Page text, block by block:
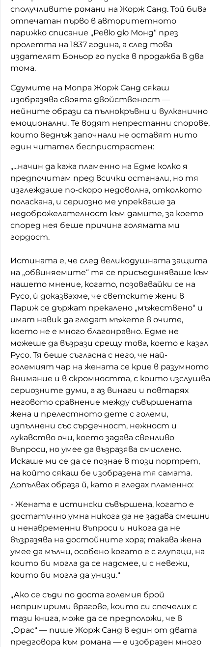
сполучливите романи на Жорж Санд. Той бива
отпечатан първо в авторитетното
парижко списание „Ревю дю Монд“ през
пролетта на 1837 година, а след това
издателят Боньор го пуска в продажба в два
тома.
Сдумите на Мопра Жорж Санд сякаш
изобразява своята двойственост —
нейните образи са пълнокръвни и вулканично
емоционални. Те водят непрестанни спорове,
които веднъж започнали не оставят нито
един читател беспристрастен:
„...начин да кажа пламенно на Едме колко я
предпочитам пред всички останали, но тя
изглеждаше по-скоро недоволна, отколкото
поласкана, и сериозно ме упрекваше за
недоброжелателност към дамите, за което
според нея беше причина голямата ми
гордост.
Истината е, че след великодушната защита
на „обвиняемите“ тя се присъединяваше към
нашето мнение, когато, позовавайки се на
Русо, ѝ доказвахме, че светските жени в
Париж се държат прекалено „мъжествено“ и
имат навик да гледат мъжете в очите,
което не е много благонравно. Едме не
можеше да възрази срещу това, което е казал
Русо. Тя беше съгласна с него, че най-
големият чар на жената се крие в разумното
внимание и в скромността, с които изслушва
сериозните думи, а аз винаги и повтарях
неговото сравнение между съвършената
жена и прелестното дете с големи,
изпълнени със сърдечност, нежност и
лукавство очи, което задава свенливо
въпроси, но умее да възразява смислено.
Искаше ми се да се познае в този портрет,
на който сякаш бе изобразена тя самата.
Допълвах образа й, като я гледах пламенно:
- Жената е истински съвършена, когато е
достатъчно умна никога да не задава смешни
и ненавременни въпроси и никога да не
възразява на достойните хора; такава жена
умее да мълчи, особено когато е с глупаци, на
които би могла да се надсмее, и с невежи,
които би могла да унизи.“
„Ако се съди по доста големия брой
непримирими врагове, които си спечелих с
тази книга, може да се предположи, че в
„Орас“ — пише Жорж Санд в един от двата
предговора към романа — е изобразен много